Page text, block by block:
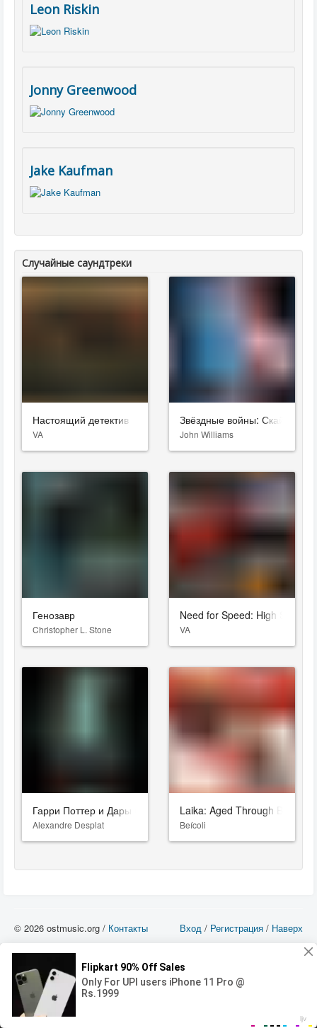
00:00
Leon Riskin
Jonny Greenwood
Jake Kaufman
Случайные саундтреки
Настоящий детектив
VA
Звёздные войны: Скайуокер.
John Williams
Генозавр
Christopher L. Stone
Need for Speed: High Stakes
VA
Гарри Поттер и Дары Смерти: Часть II
Alexandre Desplat
Laika: Aged Through Blood
Beícoli
Вход / Регистрация / Наверх
© 2026 ostmusic.org / Контакты
можете использовать такие материалы только в том в случае, если
использование производится с ознакомительными целями - для прочих целей
вы должны приобрести лицензионную запись.